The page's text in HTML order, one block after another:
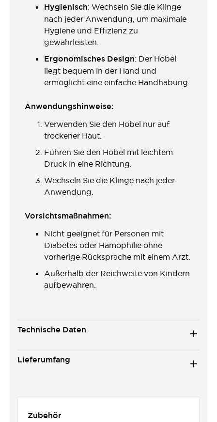
Hygienisch: Wechseln Sie die Klinge
nach jeder Anwendung, um maximale
Hygiene und Effizienz zu
gewährleisten.
Ergonomisches Design: Der Hobel
liegt bequem in der Hand und
ermöglicht eine einfache Handhabung.
Anwendungshinweise:
Verwenden Sie den Hobel nur auf
trockener Haut.
Führen Sie den Hobel mit leichtem
Druck in eine Richtung.
Wechseln Sie die Klinge nach jeder
Anwendung.
Vorsichtsmaßnahmen:
Nicht geeignet für Personen mit
Diabetes oder Hämophilie ohne
vorherige Rücksprache mit einem Arzt.
Außerhalb der Reichweite von Kindern
aufbewahren.
Technische Daten
Lieferumfang
Zubehör